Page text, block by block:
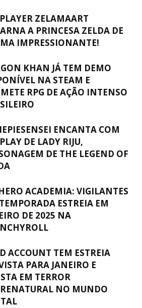
ZELAMAART
A PRINCESA ZELDA DE
IMPRESSIONANTE!
KHAN JÁ TEM DEMO
NA STEAM E
RPG DE AÇÃO INTENSO
ENCANTA COM
DE LADY RIJU,
DE THE LEGEND OF
ACADEMIA: VIGILANTES
ESTREIA EM
DE 2025 NA
ACCOUNT TEM ESTREIA
PARA JANEIRO E
EM TERROR
NO MUNDO